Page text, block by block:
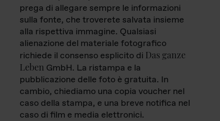
prega di allegare sempre le informazioni
sulla fonte, che troverete salvata insieme
alla rispettiva immagine. Qualsiasi
alienazione del materiale fotografico
richiede il consenso esplicito di Das ganze
Leben GmbH. La ristampa e la
pubblicazione delle foto è gratuita. In
cambio, chiediamo una copia voucher nel
caso della stampa, e una breve notifica nel
caso di film e media elettronici.